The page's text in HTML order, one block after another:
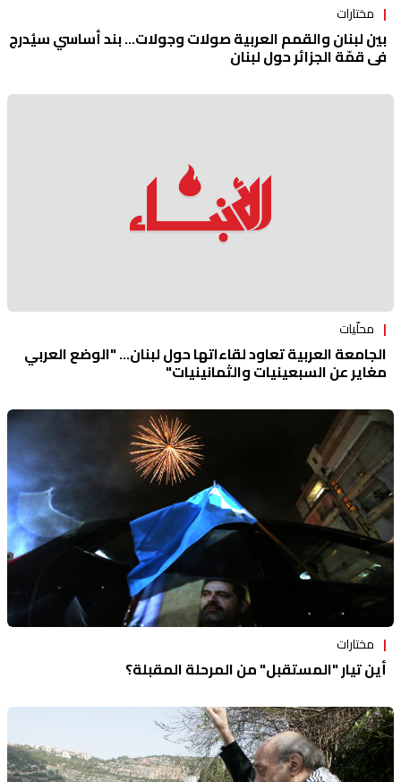
مختارات
بين لبنان والقمم العربية صولات وجولات... بند أساسي سيُدرج
في قمّة الجزائر حول لبنان
محلّيات
الجامعة العربية تعاود لقاءاتها حول لبنان... "الوضع العربي
مغاير عن السبعينيات والثمانينيات"
مختارات
أين تيار "المستقبل" من المرحلة المقبلة؟